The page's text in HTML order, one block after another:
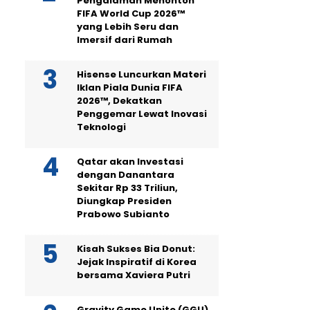
FIFA World Cup 2026™
yang Lebih Seru dan
Imersif dari Rumah
Hisense Luncurkan Materi
Iklan Piala Dunia FIFA
2026™, Dekatkan
Penggemar Lewat Inovasi
Teknologi
Qatar akan Investasi
dengan Danantara
Sekitar Rp 33 Triliun,
Diungkap Presiden
Prabowo Subianto
Kisah Sukses Bia Donut:
Jejak Inspiratif di Korea
bersama Xaviera Putri